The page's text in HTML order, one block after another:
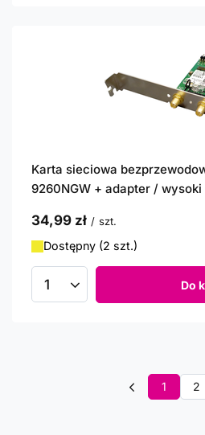
Karta sieciowa
9260NGW + adapter /
34,99 zł / szt.
Dostępny (2 szt.)
Ilość produktów Do
1 2